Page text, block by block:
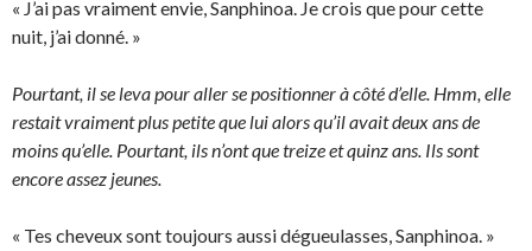
« J’ai pas vraiment envie, Sanphinoa. Je crois que pour cette
nuit, j’ai donné. »
Pourtant, il se leva pour aller se positionner à côté d’elle. Hmm, elle
restait vraiment plus petite que lui alors qu’il avait deux ans de
moins qu’elle. Pourtant, ils n’ont que treize et quinz ans. Ils sont
encore assez jeunes.
« Tes cheveux sont toujours aussi dégueulasses, Sanphinoa. »